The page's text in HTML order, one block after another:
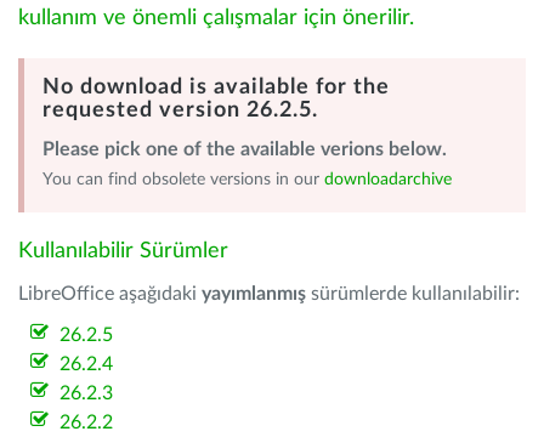
kullanım ve önemli çalışmalar için önerilir.
No download is available for the
requested version 26.2.5.
Please pick one of the available verions below.
You can find obsolete versions in our downloadarchive
Kullanılabilir Sürümler
LibreOffice aşağıdaki yayımlanmış sürümlerde kullanılabilir:
26.2.5
26.2.4
26.2.3
26.2.2